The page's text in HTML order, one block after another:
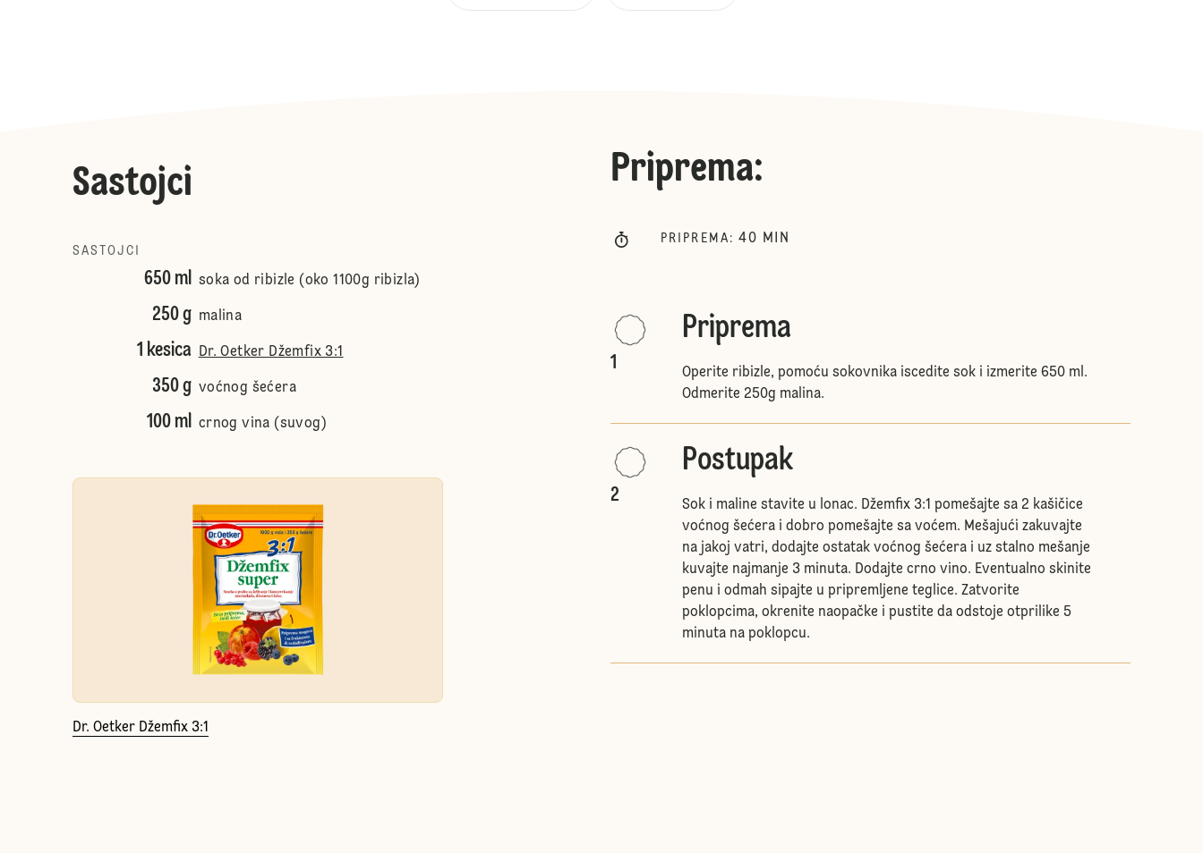
Sastojci
SASTOJCI
650 ml soka od ribizle (oko 1100g ribizla)
250 g malina
1 kesica Dr. Oetker Džemfix 3:1
350 g voćnog šećera
100 ml crnog vina (suvog)
Dr. Oetker Džemfix 3:1
Priprema:
PRIPREMA : 40 MIN
1
Priprema
Operite ribizle, pomoću sokovnika iscedite sok i izmerite 650 ml.
Odmerite 250g malina.
2
Postupak
Sok i maline stavite u lonac. Džemfix 3:1 pomešajte sa 2 kašičice
voćnog šećera i dobro pomešajte sa voćem. Mešajući zakuvajte
na jakoj vatri, dodajte ostatak voćnog šećera i uz stalno mešanje
kuvajte najmanje 3 minuta. Dodajte crno vino. Eventualno skinite
penu i odmah sipajte u pripremljene teglice. Zatvorite
poklopcima, okrenite naopačke i pustite da odstoje otprilike 5
minuta na poklopcu.